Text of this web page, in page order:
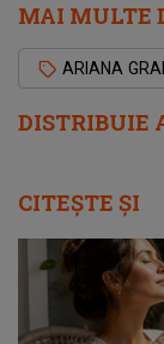
DISTRIBUIE
MAI MULTE
ARIANA
CITEȘTE ȘI